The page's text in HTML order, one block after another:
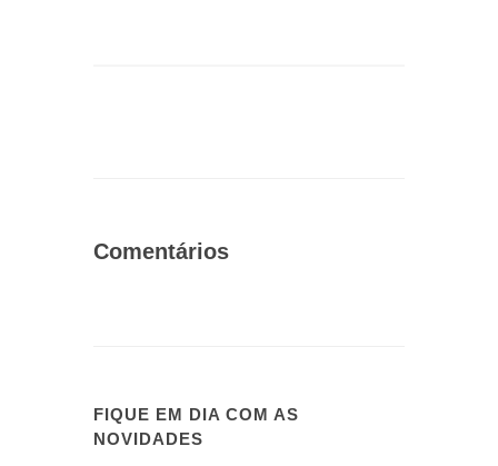
Comentários
FIQUE EM DIA COM AS
NOVIDADES